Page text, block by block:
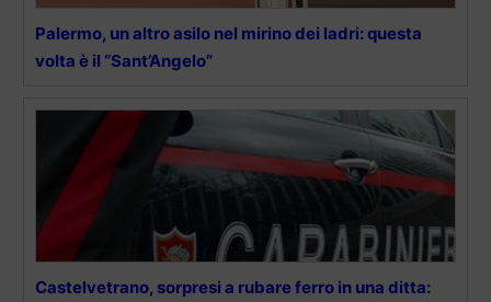
Palermo, un altro asilo nel mirino dei ladri: questa
volta è il “Sant’Angelo”
Castelvetrano, sorpresi a rubare ferro in una ditta: